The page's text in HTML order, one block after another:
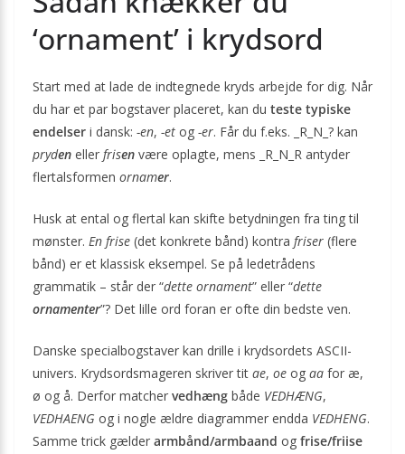
‘ornament’ i krydsord
Start med at lade de indtegnede kryds arbejde for dig. Når
du har et par bogstaver placeret, kan du teste typiske
endelser i dansk: -en, -et og -er. Får du f.eks. _R_N_? kan
pryden eller frisen være oplagte, mens _R_N_R antyder
flertalsformen ornamer.
Husk at ental og flertal kan skifte betydningen fra ting til
mønster. En frise (det konkrete bånd) kontra friser (flere
bånd) er et klassisk eksempel. Se på ledetrådens
grammatik – står der “dette ornament” eller “dette
ornamenter”? Det lille ord foran er ofte din bedste ven.
Danske specialbogstaver kan drille i krydsordets ASCII-
univers. Krydsordsmageren skriver tit ae, oe og aa for æ,
ø og å. Derfor matcher vedhæng både VEDHÆNG,
VEDHAENG og i nogle ældre diagrammer endda VEDHENG.
Samme trick gælder armbånd/armbaand og frise/friise